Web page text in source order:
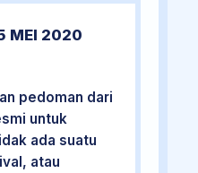
MEI 2020
pedoman dari
untuk
ada suatu
atau